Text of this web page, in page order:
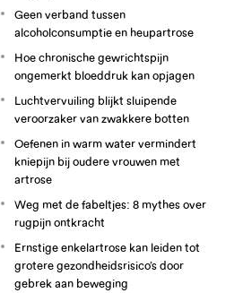
Geen verband tussen
alcoholconsumptie en heupartrose
Hoe chronische gewrichtspijn
ongemerkt bloeddruk kan opjagen
Luchtvervuiling blijkt sluipende
veroorzaker van zwakkere botten
Oefenen in warm water vermindert
kniepijn bij oudere vrouwen met
artrose
Weg met de fabeltjes: 8 mythes over
rugpijn ontkracht
Ernstige enkelartrose kan leiden tot
grotere gezondheidsrisico’s door
gebrek aan beweging